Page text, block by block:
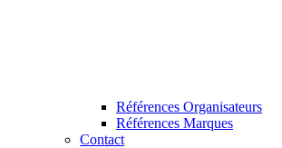
Références Organisateurs
Références Marques
Contact